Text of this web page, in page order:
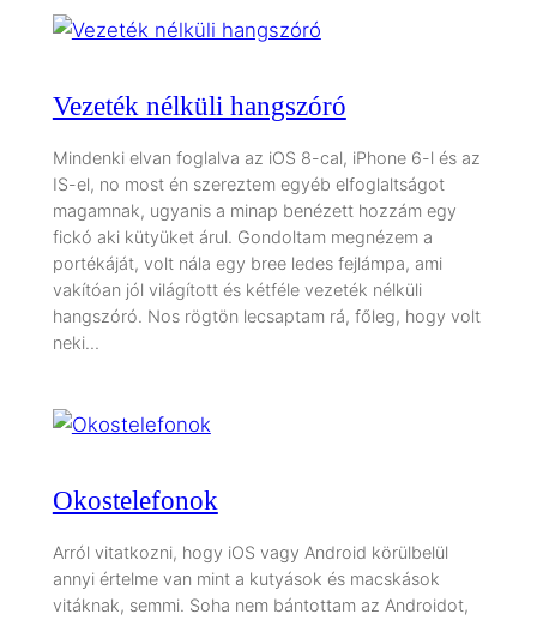
Vezeték nélküli hangszóró
Mindenki elvan foglalva az iOS 8-cal, iPhone 6-l és az
IS-el, no most én szereztem egyéb elfoglaltságot
magamnak, ugyanis a minap benézett hozzám egy
fickó aki kütyüket árul. Gondoltam megnézem a
portékáját, volt nála egy bree ledes fejlámpa, ami
vakítóan jól világított és kétféle vezeték nélküli
hangszóró. Nos rögtön lecsaptam rá, főleg, hogy volt
neki…
Okostelefonok
Arról vitatkozni, hogy iOS vagy Android körülbelül
annyi értelme van mint a kutyások és macskások
vitáknak, semmi. Soha nem bántottam az Androidot,